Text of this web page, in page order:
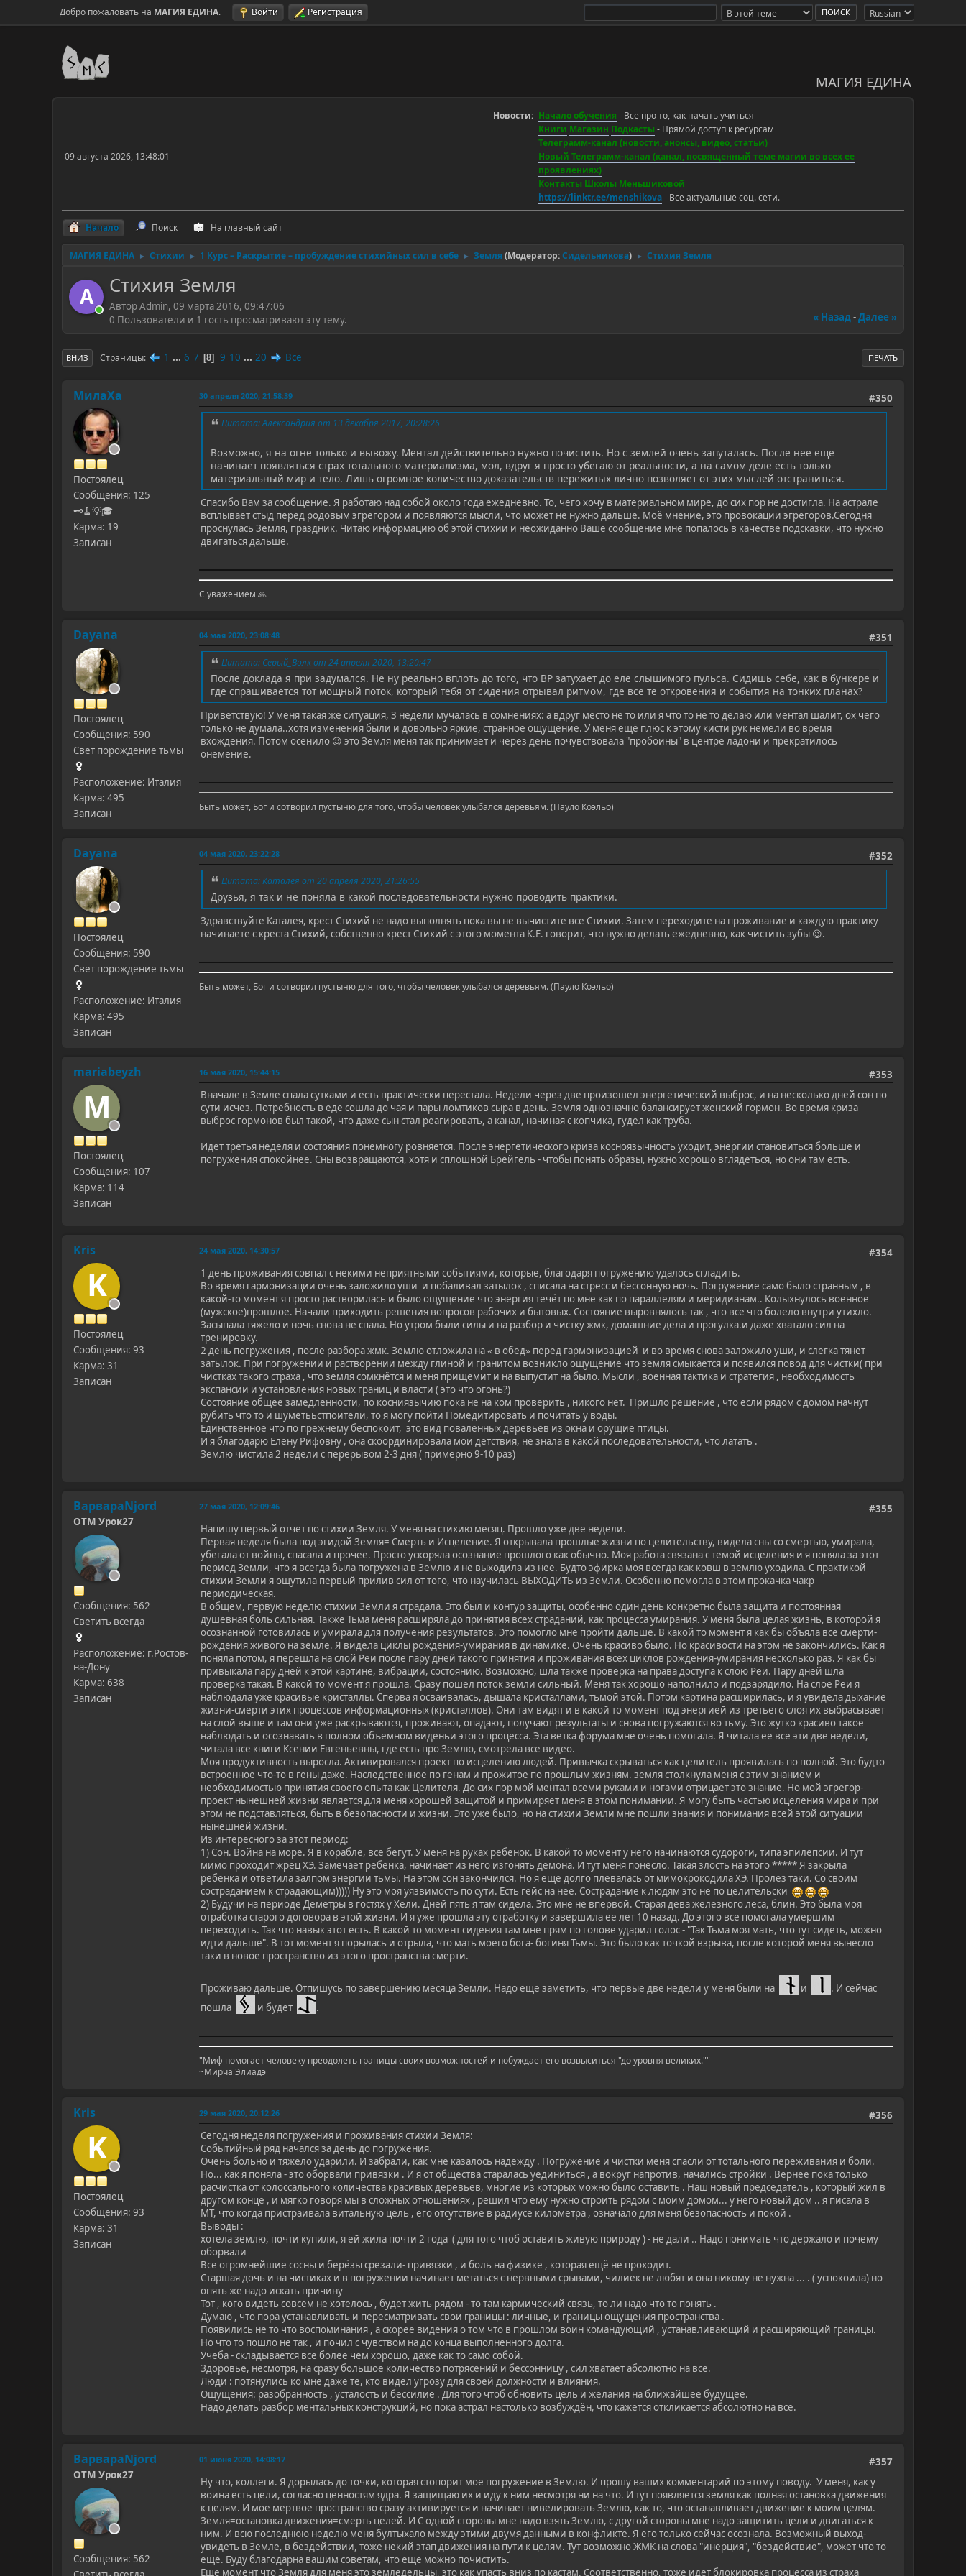
Добро пожаловать на МАГИЯ ЕДИНА. Войти Регистрация
МАГИЯ ЕДИНА
09 августа 2026, 13:48:01
Новости: Начало обучения - Все про то, как начать учиться
Книги Магазин Подкасты - Прямой доступ к ресурсам
Телеграмм-канал (новости, анонсы, видео, статьи)
Новый Телеграмм-канал (канал, посвященный теме магии во всех ее
проявлениях)
Контакты Школы Меньшиковой
https://linktr.ee/menshikova- Все актуальные соц. сети.
Начало Поиск На главный сайт
МАГИЯ ЕДИНА ► Стихии ► 1 Курс – Раскрытие – пробуждение стихийных сил в себе ► Земля (Модератор:Сидельникова) ► Стихия Земля
A Стихия Земля
Автор Admin, 09 марта 2016, 09:47:06
« Назад-Далее »
0 Пользователи и 1 гость просматривают эту тему.
ПЕЧАТЬ
ВНИЗ Страницы 1 ... 6 7 8 9 10 ... 20 Все
МилаХа
Постоялец
Сообщения: 125
🗝️🧹💡🎓
Карма: 19
Записан
#350
30 апреля 2020, 21:58:39
Цитата: Александрия от 13 декабря 2017, 20:28:26
Возможно, я на огне только и вывожу. Ментал действительно нужно почистить. Но с землей очень запуталась. После нее еще
начинает появляться страх тотального материализма, мол, вдруг я просто убегаю от реальности, а на самом деле есть только
материальный мир и тело. Лишь огромное количество доказательств пережитых лично позволяет от этих мыслей отстраниться.
Спасибо Вам за сообщение. Я работаю над собой около года ежедневно. То, чего хочу в материальном мире, до сих пор не достигла. На астрале
всплывает стыд перед родовым эгрегором и появляются мысли, что может не нужно дальше. Моё мнение, это провокации эгрегоров.Сегодня
проснулась Земля, праздник. Читаю информацию об этой стихии и неожиданно Ваше сообщение мне попалось в качестве подсказки, что нужно
двигаться дальше.
С уважением 🙏
Dayana
Постоялец
Сообщения: 590
Свет порождение тьмы
Расположение: Италия
Карма: 495
Записан
#351
04 мая 2020, 23:08:48
Цитата: Серый_Волк от 24 апреля 2020, 13:20:47
После доклада я при задумался. Не ну реально вплоть до того, что ВР затухает до еле слышимого пульса. Сидишь себе, как в бункере и
где спрашивается тот мощный поток, который тебя от сидения отрывал ритмом, где все те откровения и события на тонких планах?
Приветствую! У меня такая же ситуация, 3 недели мучалась в сомнениях: а вдруг место не то или я что то не то делаю или ментал шалит, ох чего
только не думала..хотя изменения были и довольно яркие, странное ощущение. У меня ещё плюс к этому кисти рук немели во время
вхождения. Потом осенило 😉 это Земля меня так принимает и через день почувствовала "пробоины" в центре ладони и прекратилось
онемение.
Быть может, Бог и сотворил пустыню для того, чтобы человек улыбался деревьям. (Пауло Коэльо)
Dayana
Постоялец
Сообщения: 590
Свет порождение тьмы
Расположение: Италия
Карма: 495
Записан
#352
04 мая 2020, 23:22:28
Цитата: Каталея от 20 апреля 2020, 21:26:55
Друзья, я так и не поняла в какой последовательности нужно проводить практики.
Здравствуйте Каталея, крест Стихий не надо выполнять пока вы не вычистите все Стихии. Затем переходите на проживание и каждую практику
начинаете с креста Стихий, собственно крест Стихий с этого момента К.Е. говорит, что нужно делать ежедневно, как чистить зубы 😉.
Быть может, Бог и сотворил пустыню для того, чтобы человек улыбался деревьям. (Пауло Коэльо)
mariabeyzh
M
Постоялец
Сообщения: 107
Карма: 114
Записан
#353
16 мая 2020, 15:44:15
Вначале в Земле спала сутками и есть практически перестала. Недели через две произошел энергетический выброс, и на несколько дней сон по
сути исчез. Потребность в еде сошла до чая и пары ломтиков сыра в день. Земля однозначно балансирует женский гормон. Во время криза
выброс гормонов был такой, что даже сын стал реагировать, а канал, начиная с копчика, гудел как труба.
Идет третья неделя и состояния понемногу ровняется. После энергетического криза косноязычность уходит, энергии становиться больше и
погружения спокойнее. Сны возвращаются, хотя и сплошной Брейгель - чтобы понять образы, нужно хорошо вглядеться, но они там есть.
Kris
K
Постоялец
Сообщения: 93
Карма: 31
Записан
#354
24 мая 2020, 14:30:57
1 день проживания совпал с некими неприятными событиями, которые, благодаря погружению удалось сгладить.
Во время гармонизации очень заложило уши и побаливал затылок , списала на стресс и бессонную ночь. Погружение само было странным , в
какой-то момент я просто растворилась и было ощущение что энергия течёт по мне как по параллелям и меридианам.. Колыхнулось военное
(мужское)прошлое. Начали приходить решения вопросов рабочих и бытовых. Состояние выровнялось так , что все что болело внутри утихло.
Засыпала тяжело и ночь снова не спала. Но утром были силы и на разбор и чистку жмк, домашние дела и прогулка.и даже хватало сил на
тренировку.
2 день погружения , после разбора жмк. Землю отложила на « в обед» перед гармонизацией и во время снова заложило уши, и слегка тянет
затылок. При погружении и растворении между глиной и гранитом возникло ощущение что земля смыкается и появился повод для чистки( при
чистках такого страха , что земля сомкнётся и меня прищемит и на выпустит на было. Мысли , военная тактика и стратегия , необходимость
экспансии и установления новых границ и власти ( это что огонь?)
Состояние общее замедленности, по косниязычию пока не на ком проверить , никого нет. Пришло решение , что если рядом с домом начнут
рубить что то и шуметььстпоители, то я могу пойти Помедитировать и почитать у воды.
Единственное что по прежнему беспокоит, это вид поваленных деревьев из окна и орущие птицы.
И я благодарю Елену Рифовну , она скоординировала мои детствия, не знала в какой последовательности, что латать .
Землю чистила 2 недели с перерывом 2-3 дня ( примерно 9-10 раз)
ВарвараNjord
ОТМ Урок27
Сообщения: 562
Светить всегда
Расположение: г.Ростов-
на-Дону
Карма: 638
Записан
#355
27 мая 2020, 12:09:46
Напишу первый отчет по стихии Земля. У меня на стихию месяц. Прошло уже две недели.
Первая неделя была под эгидой Земля= Смерть и Исцеление. Я открывала прошлые жизни по целительству, видела сны со смертью, умирала,
убегала от войны, спасала и прочее. Просто ускоряла осознание прошлого как обычно. Моя работа связана с темой исцеления и я поняла за этот
период Земли, что я всегда была погружена в Землю и не выходила из нее. Будто эфирка моя всегда как ковш в землю уходила. С практикой
стихии Земли я ощутила первый прилив сил от того, что научилась ВЫХОДИТЬ из Земли. Особенно помогла в этом прокачка чакр
периодическая.
В общем, первую неделю стихии Земли я страдала. Это был и контур защиты, особенно один день конкретно была защита и постоянная
душевная боль сильная. Также Тьма меня расширяла до принятия всех страданий, как процесса умирания. У меня была целая жизнь, в которой я
осознанной готовилась и умирала для получения результатов. Это помогло мне пройти дальше. В какой то момент я как бы объяла все смерти-
рождения живого на земле. Я видела циклы рождения-умирания в динамике. Очень красиво было. Но красивости на этом не закончились. Как я
поняла потом, я перешла на слой Реи после пару дней такого принятия и проживания всех циклов рождения-умирания несколько раз. Я как бы
привыкала пару дней к этой картине, вибрации, состоянию. Возможно, шла также проверка на права доступа к слою Реи. Пару дней шла
проверка такая. В какой то момент я прошла. Сразу пошел поток земли сильный. Меня так хорошо наполнило и подзарядило. На слое Реи я
наблюдала уже красивые кристаллы. Сперва я осваивалась, дышала кристаллами, тьмой этой. Потом картина расширилась, и я увидела дыхание
жизни-смерти этих процессов информационных (кристаллов). Они там видят и в какой то момент под энергией из третьего слоя их выбрасывает
на слой выше и там они уже раскрываются, проживают, опадают, получают результаты и снова погружаются во тьму. Это жутко красиво такое
наблюдать и осознавать в полном объемном виденьи этого процесса. Эта ветка форума мне очень помогала. Я читала ее все эти две недели,
читала все книги Ксении Евгеньевны, где есть про Землю, смотрела все видео.
Моя продуктивность выросла. Активировался проект по исцелению людей. Привычка скрываться как целитель проявилась по полной. Это будто
встроенное что-то в гены даже. Наследственное по генам и прожитое по прошлым жизням. земля столкнула меня с этим знанием и
необходимостью принятия своего опыта как Целителя. До сих пор мой ментал всеми руками и ногами отрицает это знание. Но мой эгрегор-
проект нынешней жизни является для меня хорошей защитой и примиряет меня в этом понимании. Я могу быть частью исцеления мира и при
этом не подставляться, быть в безопасности и жизни. Это уже было, но на стихии Земли мне пошли знания и понимания всей этой ситуации
нынешней жизни.
Из интересного за этот период:
1) Сон. Война на море. Я в корабле, все бегут. У меня на руках ребенок. В какой то момент у него начинаются судороги, типа эпилепсии. И тут
мимо проходит жрец ХЭ. Замечает ребенка, начинает из него изгонять демона. И тут меня понесло. Такая злость на этого ***** Я закрыла
ребенка и ответила залпом энергии тьмы. На этом сон закончился. Но я еще долго плевалась от мимокрокодила ХЭ. Пролез таки. Со своим
состраданием к страдающим))))) Ну это моя уязвимость по сути. Есть гейс на нее. Сострадание к людям это не по целительски
2) Будучи на периоде Деметры в гостях у Хели. Дней пять я там сидела. Это мне не впервой. Старая дева железного леса, блин. Это была моя
отработка старого договора в этой жизни. И я уже прошла эту отработку и завершила ее лет 10 назад. До этого все помогала умершим
переходить. Так что навык этот есть. В какой то момент сидения там мне прям по голове ударил голос - "Так Тьма моя мать, что тут сидеть, можно
идти дальше". В тот момент я порылась и отрыла, что мать моего бога- богиня Тьмы. Это было как точкой взрыва, после которой меня вынесло
таки в новое пространство из этого пространства смерти.
Проживаю дальше. Отпишусь по завершению месяца Земли. Надо еще заметить, что первые две недели у меня были на и
. И сейчас
пошла
и будет .
"Миф помогает человеку преодолеть границы своих возможностей и побуждает его возвыситься "до уровня великих.""
~Мирча Элиадэ
Kris
K
Постоялец
Сообщения: 93
Карма: 31
Записан
#356
29 мая 2020, 20:12:26
Сегодня неделя погружения и проживания стихии Земля:
Событийный ряд начался за день до погружения.
Очень больно и тяжело ударили. И забрали, как мне казалось надежду . Погружение и чистки меня спасли от тотального переживания и боли.
Но... как я поняла - это оборвали привязки . И я от общества старалась уединиться , а вокруг напротив, начались стройки . Вернее пока только
расчистка от колоссального количества красивых деревьев, многие из которых можно было оставить . Наш новый председатель , который жил в
другом конце , и мягко говоря мы в сложных отношениях , решил что ему нужно строить рядом с моим домом... у него новый дом .. я писала в
МТ, что когда пристраивала витальную цель , его отсутствие в радиусе километра , означало для меня безопасность и покой .
Выводы :
хотела землю, почти купили, я ей жила почти 2 года ( для того чтоб оставить живую природу ) - не дали .. Надо понимать что держало и почему
оборвали
Все огромнейшие сосны и берёзы срезали- привязки , и боль на физике , которая ещё не проходит.
Старшая дочь и на чистиках и в погружении начинает метаться с нервными срывами, чилиек не любят и она никому не нужна ... . ( успокоила) но
опять же надо искать причину
Тот , кого видеть совсем не хотелось , будет жить рядом - то там кармический связь, то ли надо что то понять .
Думаю , что пора устанавливать и пересматривать свои границы : личные, и границы ощущения пространства .
Появились не то что воспоминания , а скорее видения о том что в прошлом воин командующий , устанавливающий и расширяющий границы.
Но что то пошло не так , и почил с чувством на до конца выполненного долга.
Учеба - складывается все более чем хорошо, даже как то само собой.
Здоровье, несмотря, на сразу большое количество потрясений и бессонницу , сил хватает абсолютно на все.
Люди : потянулись ко мне даже те, кто видел угрозу для своей должности и влияния.
Ощущения: разобранность , усталость и бессилие . Для того чтоб обновить цель и желания на ближайшее будущее.
Надо делать разбор ментальных конструкций, но пока астрал настолько возбуждён, что кажется откликается абсолютно на все.
ВарвараNjord
ОТМ Урок27
Сообщения: 562
#357
01 июня 2020, 14:08:17
Ну что, коллеги. Я дорылась до точки, которая стопорит мое погружение в Землю. И прошу ваших комментарий по этому поводу. У меня, как у
воина есть цели, согласно ценностям ядра. Я защищаю их и иду к ним несмотря ни на что. И тут появляется земля как полная остановка движения
к целям. И мое мертвое пространство сразу активируется и начинает нивелировать Землю, как то, что останавливает движение к моим целям.
Земля=остановка движения=смерть целей. И С одной стороны мне надо взять Землю, с другой стороны мне надо защитить цели и двигаться к
ним. И всю последнюю неделю меня бултыхало между этими двумя данными в конфликте. Я его только сейчас осознала. Возможный выход-
увидеть в Земле, в бездействии, тоже некий этап движения на пути к целям. Тут возможно ЖМК на слова "инерция", "бездействие", может что то
еще. Буду благодарна вашим советам, что еще можно почистить.
Еще момент что Земля для меня это земледельцы, это как упасть вниз по кастам. Соответственно, тоже идет блокировка процесса из страха